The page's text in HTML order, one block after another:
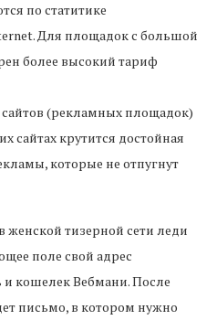
по статитике
Для площадок с большой
более высокий тариф
(рекламных площадок)
сайтах крутится достойная
которые не отпугнут
в женской тизерной сети леди
поле свой адрес
кошелек Вебмани. После
письмо, в котором нужно